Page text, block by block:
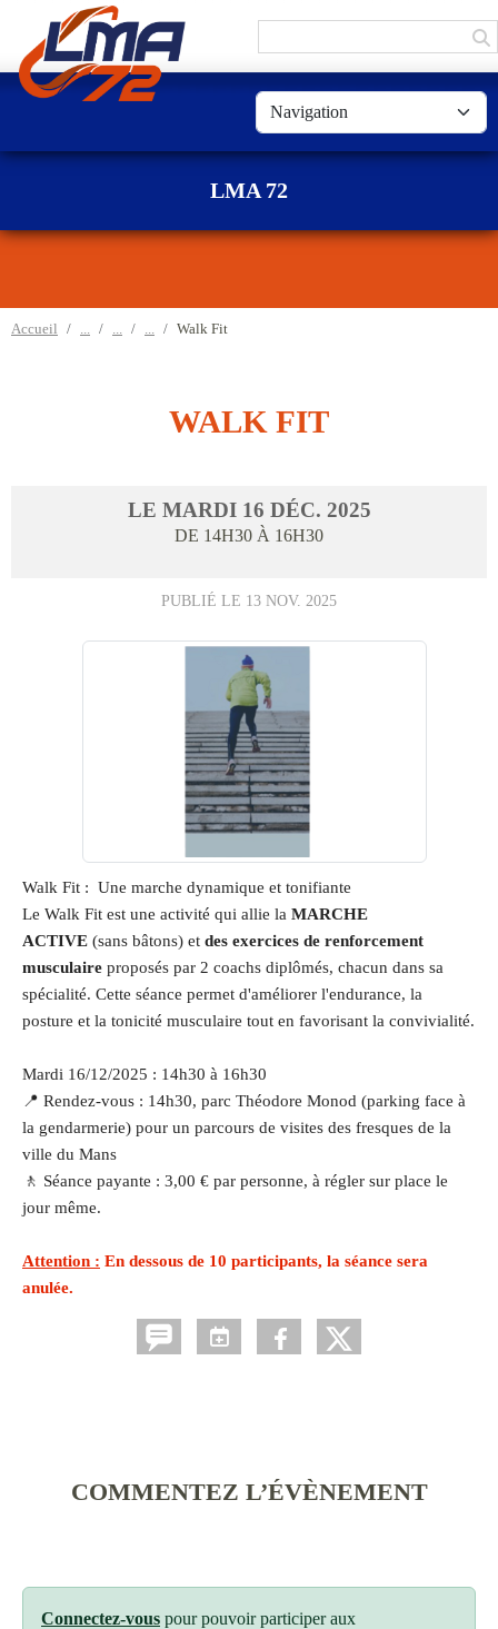
LMA 72
Accueil Walk Fit
WALK FIT
LE MARDI 16 DÉC. 2025
DE 14H30 À 16H30
PUBLIÉ LE 13 NOV. 2025
Walk Fit : Une marche dynamique et tonifiante
Le Walk Fit est une activité qui allie la MARCHE
ACTIVE (sans bâtons) et des exercices de renforcement
musculaire proposés par 2 coachs diplômés, chacun dans sa
spécialité. Cette séance permet d'améliorer l'endurance, la
posture et la tonicité musculaire tout en favorisant la convivialité.
Mardi 16/12/2025 : 14h30 à 16h30
📍 Rendez-vous : 14h30, parc Théodore Monod (parking face à
la gendarmerie) pour un parcours de visites des fresques de la
ville du Mans
🚶 Séance payante : 3,00 € par personne, à régler sur place le
jour même.
Attention : En dessous de 10 participants, la séance sera
anulée.
COMMENTEZ L’ÉVÈNEMENT
Connectez-vous pour pouvoir participer aux
Panneau de gestion des cookies